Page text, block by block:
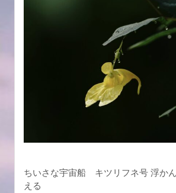
ちいさな宇宙船 キツリフネ号 浮か
える